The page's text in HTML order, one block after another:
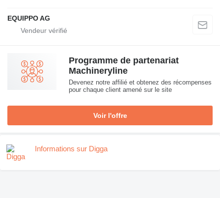
EQUIPPO AG
Programme de partenariat
Machineryline
Devenez notre affilié et obtenez des récompenses
pour chaque client amené sur le site
Voir l'offre
Informations sur Digga